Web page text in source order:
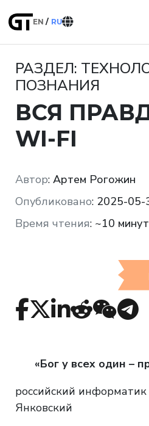
EN RU
РАЗДЕЛ:
ПОЗНАНИЯ
ВСЯ
WI-FI
Автор: Артем Рогожин
Опубликовано: 2025-05-
Время чтения: ~10 минут
«Бог у всех один –
российский
Янковский